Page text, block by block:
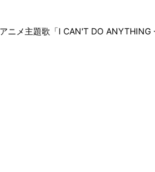
ニメ主題歌「I CAN'T DO